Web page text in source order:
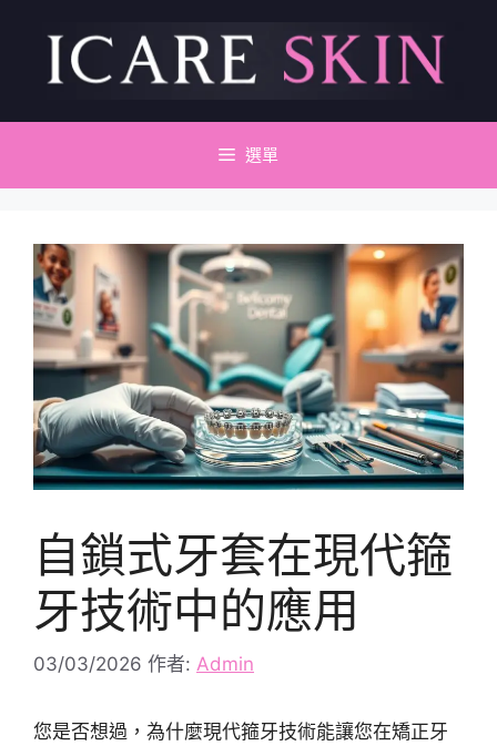
內
選單
自鎖式牙套在現代箍
牙技術中的應用
03/03/2026 作者: Admin
您是否想過，為什麼現代箍牙技術能讓您在矯正牙